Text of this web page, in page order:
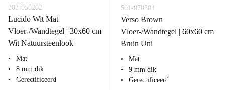
303-050202
Lucido Wit Mat
Vloer-/Wandtegel | 30x60 cm
Wit Natuursteenlook
Mat
8 mm dik
Gerectificeerd
501-070504
Verso Brown
Vloer-/Wandtegel | 60x60 cm
Bruin Uni
Mat
9 mm dik
Gerectificeerd